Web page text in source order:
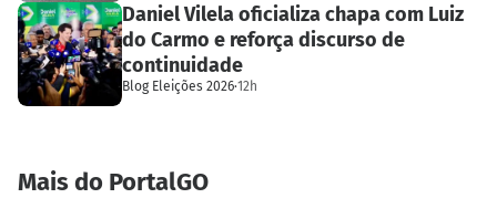
Daniel Vilela oficializa chapa com Luiz
do Carmo e reforça discurso de
continuidade
Blog Eleições 2026·12h
Mais do PortalGO